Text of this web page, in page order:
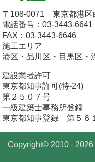
〒108-0071 東京都港区
電話番号：03-3443-6641
FAX：03-3443-6646
施工エリア
港区・品川区・目黒区・
建設業者許可
東京都知事許可(特-24)
第２５０７号
一級建築士事務所登録
東京都知事登録 第５６
Copyright© 2010 -